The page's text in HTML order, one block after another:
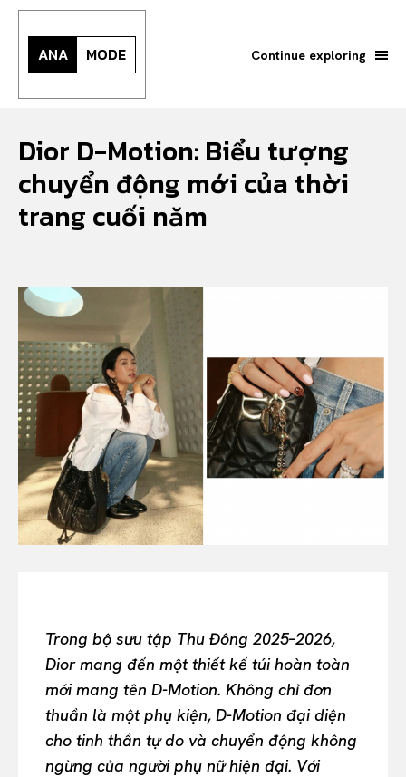
Search your query... Search
Or continue exploring...
All
INTELLIGENCE
FASHION INDUSTRY
BEAUTY UNIVERSE
LUXE MOTION
VIỆT NAM
SPORT
ANA MODE Continue exploring
Dior D-Motion: Biểu tượng
chuyển động mới của thời
trang cuối năm
Trong bộ sưu tập Thu Đông 2025–2026,
Dior mang đến một thiết kế túi hoàn toàn
mới mang tên D-Motion. Không chỉ đơn
thuần là một phụ kiện, D-Motion đại diện
cho tinh thần tự do và chuyển động không
ngừng của người phụ nữ hiện đại. Với